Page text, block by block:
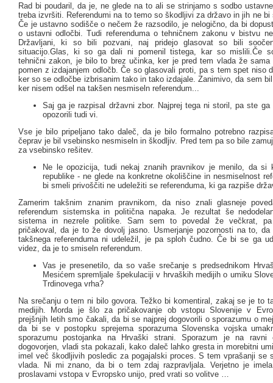
Rad bi poudaril, da je, ne glede na to ali se strinjamo s sodbo
treba izvršiti. Referendumi na to temo so škodljivi za državo in jih ne
Če je ustavno sodišče o nečem že razsodilo, je nelogično, da bi
o ustavni odločbi. Tudi referenduma o tehničnem zakonu v bistvu
Državljani, ki so bili pozvani, naj pridejo glasovat so bili
situacijo.Glas, ki so ga dali ni pomenil tistega, kar so mislili.Če
tehnični zakon, je bilo to brez učinka, ker je pred tem vlada že sama
pomen z izdajanjem odločb. Če so glasovali proti, pa s tem spet niso
ker so se odločbe izbrisanim tako in tako izdajale. Zanimivo, da sem
ker nisem odšel na takšen nesmiseln referendum...
Saj ga je razpisal državni zbor. Najprej tega ni storil, pa ste ga
opozorili tudi vi.
Vse je bilo pripeljano tako daleč, da je bilo formalno potrebno
čeprav je bil vsebinsko nesmiseln in škodljiv. Pred tem pa so bile
za vsebinsko rešitev.
Ne le opozicija, tudi nekaj znanih pravnikov je menilo, da si
republike - ne glede na konkretne okoliščine in nesmiselnost
bi smeli privoščiti ne udeležiti se referenduma, ki ga razpiše
Zamerim takšnim znanim pravnikom, da niso znali glasneje
referendum sistemska in politična napaka. Je rezultat še
sistema in nezrele politike. Sam sem to povedal že večkrat,
pričakoval, da je to že dovolj jasno. Usmerjanje pozornosti na to, da
takšnega referenduma ni udeležil, je pa sploh čudno. Če bi se ga
videz, da je to smiseln referendum.
Vas je presenetilo, da so vaše srečanje s predsednikom
Mesićem spremljale špekulaciji v hrvaških medijih o umiku
Trdinovega vrha?
Na srečanju o tem ni bilo govora. Težko bi komentiral, zakaj se je to
medijih. Morda je šlo za pričakovanje ob vstopu Slovenije v
prejšnjih letih smo čakali, da bi se najprej dogovorili o sporazumu o
da bi se v postopku sprejema sporazuma Slovenska vojska
sporazumu postojanka na Hrvaški strani. Sporazum je na ravni
dogovorjen, vladi sta pokazali, kako daleč lahko gresta in morebitni
imel več škodljivih posledic za pogajalski proces. S tem vprašanji se
vlada. Ni mi znano, da bi o tem zdaj razpravljala. Verjetno je
proslavami vstopa v Evropsko unijo, pred vrati so volitve …